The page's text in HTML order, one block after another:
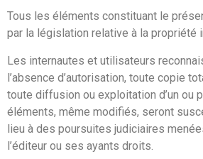
Tous les éléments constituant le
par la législation relative à la propriété
Les internautes et utilisateurs
l’absence d’autorisation, toute copie
toute diffusion ou exploitation d’un ou
éléments, même modifiés, seront
lieu à des poursuites judiciaires
l’éditeur ou ses ayants droits.